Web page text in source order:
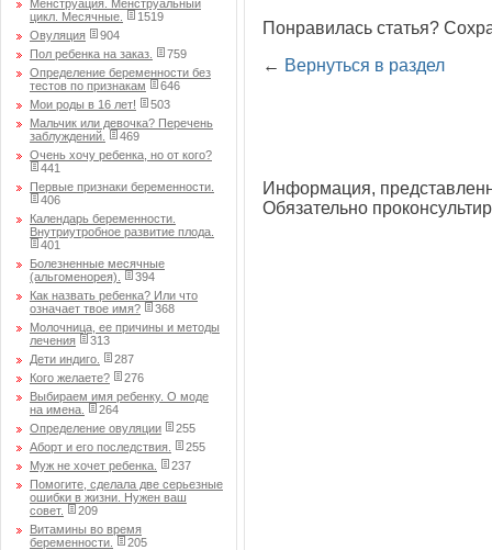
Менструация. Менструальный
цикл. Месячные.
1519
Овуляция
904
Пол ребенка на заказ.
759
Определение беременности без
тестов по признакам
646
Мои роды в 16 лет!
503
Мальчик или девочка? Перечень
заблуждений.
469
Очень хочу ребенка, но от кого?
441
Первые признаки беременности.
406
Календарь беременности.
Внутриутробное развитие плода.
401
Болезненные месячные
(альгоменорея).
394
Как назвать ребенка? Или что
означает твое имя?
368
Молочница, ее причины и методы
лечения
313
Дети индиго.
287
Кого желаете?
276
Выбираем имя ребенку. О моде
на имена.
264
Определение овуляции
255
Аборт и его последствия.
255
Муж не хочет ребенка.
237
Помогите, сделала две серьезные
ошибки в жизни. Нужен ваш
совет.
209
Витамины во время
беременности.
205
Понравилась статья?
← Вернуться в раздел
Информация,
Обязательно